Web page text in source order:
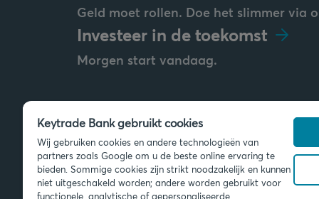
Geld moet rollen. Doe het slimmer via
Investeer in de toekomst
Morgen start vandaag.
Stuur ons een bericht
info@keytradebank.com
Keytrade Bank gebruikt cookies
Wij gebruiken cookies en andere technologieën van
partners zoals Google om u de beste online ervaring te
bieden. Sommige cookies zijn strikt noodzakelijk en kunnen
niet uitgeschakeld worden; andere worden gebruikt voor
functionele, analytische of gepersonaliseerde